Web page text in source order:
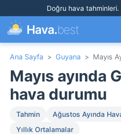
Doğru hava tahminleri.
Hava.best
Ana Sayfa > Guyana > Mayıs
Mayıs ayında
hava durumu
Tahmin Ağustos Ayında
Yıllık Ortalamalar